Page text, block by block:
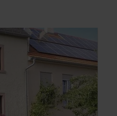
Louis